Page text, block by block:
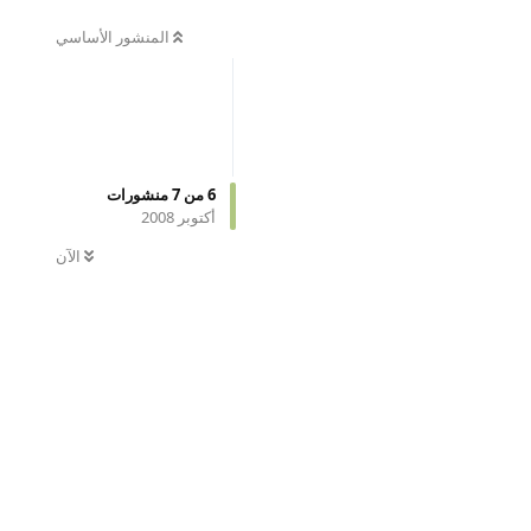
المنشور الأساسي
6من 7منشورات
أكتوبر 2008
الآن